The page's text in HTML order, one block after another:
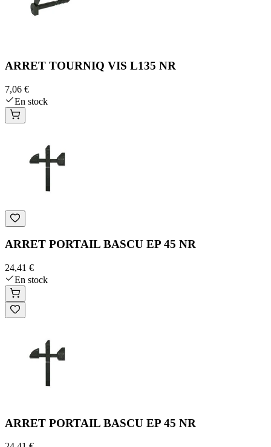
ARRET TOURNIQ VIS L135 NR
7,06 €
En stock
ARRET PORTAIL BASCU EP 45 NR
24,41 €
En stock
ARRET PORTAIL BASCU EP 45 NR